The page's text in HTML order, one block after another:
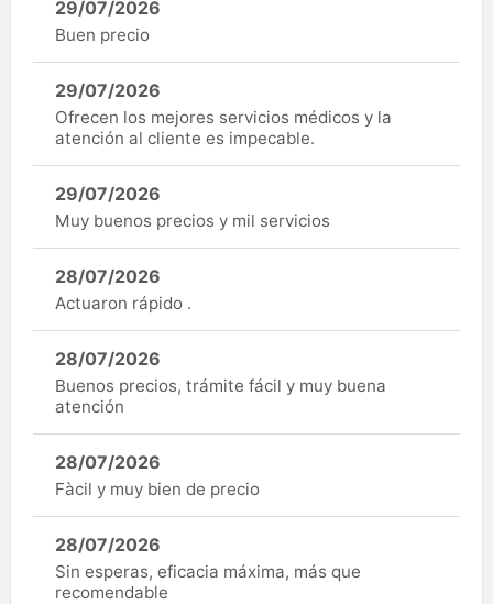
29/07/2026
Buen precio
29/07/2026
Ofrecen los mejores servicios médicos y la
atención al cliente es impecable.
29/07/2026
Muy buenos precios y mil servicios
28/07/2026
Actuaron rápido .
28/07/2026
Buenos precios, trámite fácil y muy buena
atención
28/07/2026
Fàcil y muy bien de precio
28/07/2026
Sin esperas, eficacia máxima, más que
recomendable